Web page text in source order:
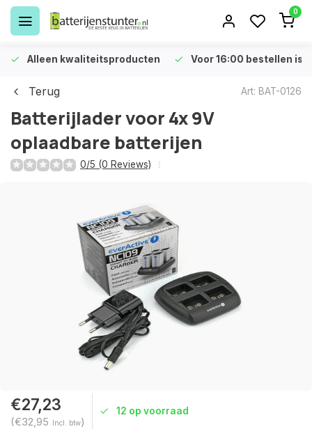
0
Alleen kwaliteitsproducten Voor 16:00 bestellen is
Terug Art: BAT-0126
Batterijlader voor 4x 9V
oplaadbare batterijen
0/5 (0 Reviews)
€27,23
(€32,95 Incl. btw)
12 op voorraad